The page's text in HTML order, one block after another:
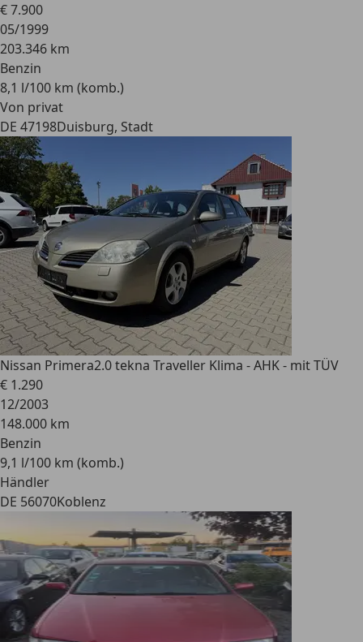
€ 7.900
05/1999
203.346 km
Benzin
8,1 l/100 km (komb.)
Von privat
DE 47198Duisburg, Stadt
Nissan Primera2.0 tekna Traveller Klima - AHK - mit TÜV
€ 1.290
12/2003
148.000 km
Benzin
9,1 l/100 km (komb.)
Händler
DE 56070Koblenz